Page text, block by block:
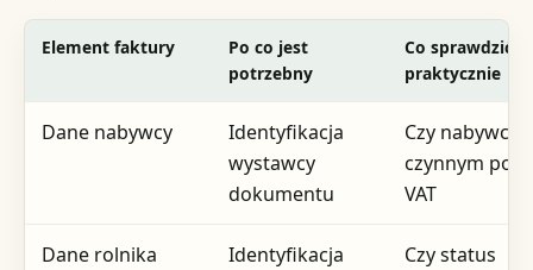
Element faktury
Po co jest
potrzebny
Co sprawdzić
praktycznie
Dane nabywcy
Identyfikacja
wystawcy
dokumentu
Czy nabywca
czynnym
VAT
Dane rolnika
Identyfikacja
Czy status